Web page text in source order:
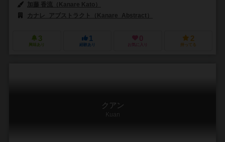
加藤 香流（Kanare Kato）
カナレ_アブストラクト（Kanare_Abstract）
3
興味あり
1
経験あり
0
お気に入り
2
持ってる
クアン
Kuan